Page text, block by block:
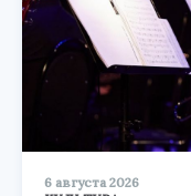
6 августа 2026